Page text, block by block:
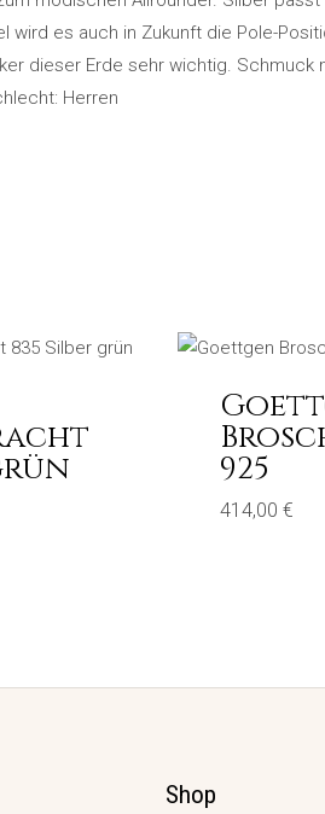
wird es auch in Zukunft die Pole-
dieser Erde sehr wichtig.
Herren
925
414,00 €
Shop